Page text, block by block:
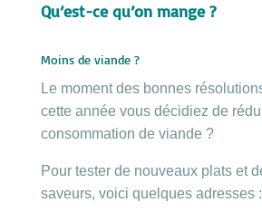
Qu’est-ce qu’on mange ?
Moins de viande ?
Le moment des bonnes
cette année vous décidiez de
consommation de viande ?
Pour tester de nouveaux plats et
saveurs, voici quelques adresses :